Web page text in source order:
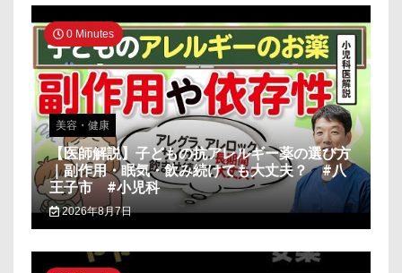
0 Minutes
美容・健康
【医師解説】子どもの抗アレルギー薬の選び方
｜副作用・眠気・飲み続けても大丈夫？ #八
王子市 #小児科
2026年8月7日